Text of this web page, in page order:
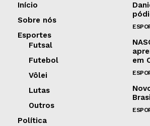
Início
Sobre nós
Esportes
Futsal
Futebol
Vôlei
Lutas
Outros
Política
em